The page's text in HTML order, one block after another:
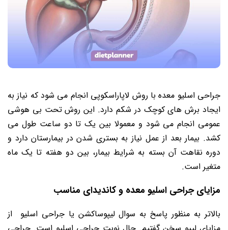
جراحی اسلیو معده با روش لاپاراسکوپی انجام می شود که نیاز به
ایجاد برش های کوچک در شکم دارد. این روش تحت بی هوشی
عمومی انجام می شود و معمولا بین یک تا دو ساعت طول می
کشد. بیمار بعد از عمل نیاز به بستری شدن در بیمارستان دارد و
دوره نقاهت آن بسته به شرایط بیمار، بین دو هفته تا یک ماه
متغیر است.
مزایای جراحی اسلیو معده و کاندیدای مناسب
بالاتر به منظور پاسخ به سوال لیپوساکشن یا جراحی اسلیو از